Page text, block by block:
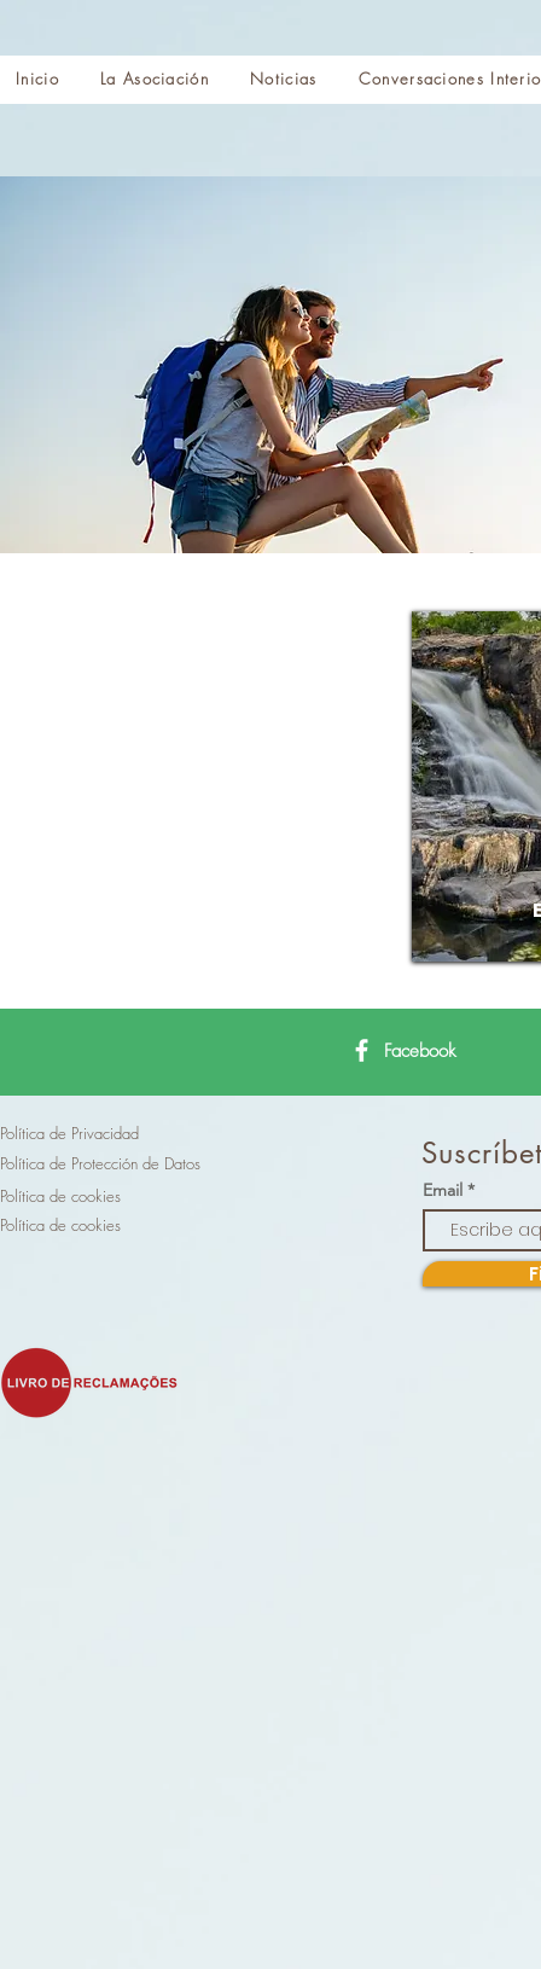
Inicio La Asociación Noticias Conversaciones
Facebook
Política de Privacidad
Política de Protección de Datos
Política de cookies
Política de cookies
Email